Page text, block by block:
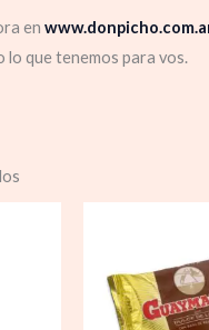
en
lo que tenemos para vos.